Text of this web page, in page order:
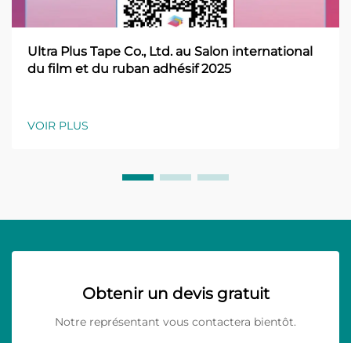
Ultra Plus Tape Co., Ltd. au Salon international
du film et du ruban adhésif 2025
VOIR PLUS
Obtenir un devis gratuit
Notre représentant vous contactera bientôt.